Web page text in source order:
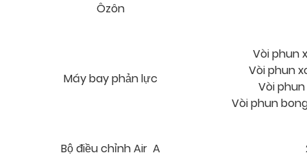
Ôzôn
Máy bay phản lực
Vòi phun
Vòi phun
Vòi
Vòi phun
Bộ điều chỉnh Air A